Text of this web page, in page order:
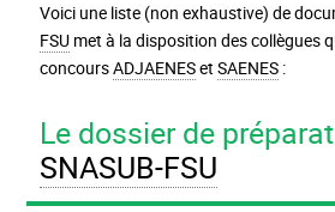
Voici une liste (non exhaustive) de
FSUmet à la disposition des collègues
concoursADJAENESet SAENES:
Le dossier de
SNASUB-FSU